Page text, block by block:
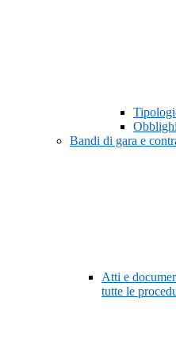
Bandi di gara e
Atti e
tutte le